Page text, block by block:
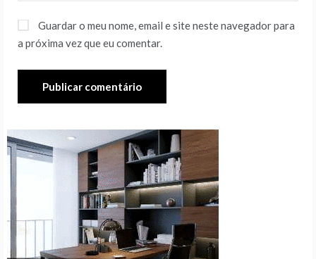
Guardar o meu nome, email e site neste navegador para
a próxima vez que eu comentar.